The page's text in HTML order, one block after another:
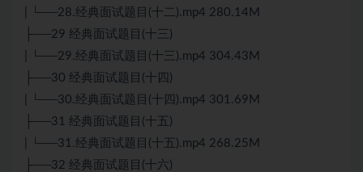
| └──28.经典面试题目(十二).mp4 280.14M
├──29 经典面试题目(十三)
| └──29.经典面试题目(十三).mp4 304.43M
├──30 经典面试题目(十四)
| └──30.经典面试题目(十四).mp4 301.69M
├──31 经典面试题目(十五)
| └──31.经典面试题目(十五).mp4 268.25M
├──32 经典面试题目(十六)